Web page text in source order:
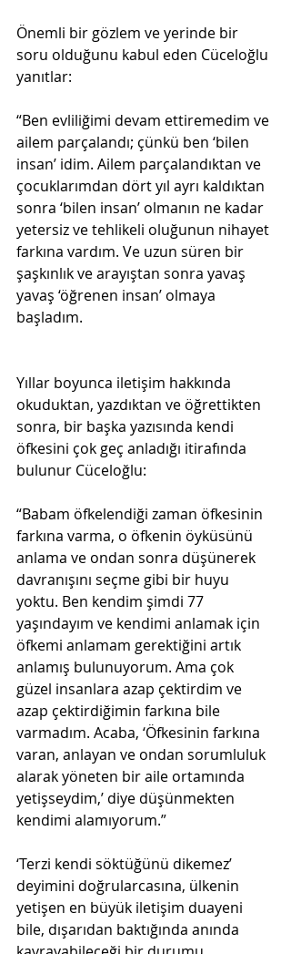
Önemli bir gözlem ve yerinde bir
soru olduğunu kabul eden Cüceloğlu
yanıtlar:
“Ben evliliğimi devam ettiremedim ve
ailem parçalandı; çünkü ben ‘bilen
insan’ idim. Ailem parçalandıktan ve
çocuklarımdan dört yıl ayrı kaldıktan
sonra ‘bilen insan’ olmanın ne kadar
yetersiz ve tehlikeli oluğunun nihayet
farkına vardım. Ve uzun süren bir
şaşkınlık ve arayıştan sonra yavaş
yavaş ‘öğrenen insan’ olmaya
başladım.
Yıllar boyunca iletişim hakkında
okuduktan, yazdıktan ve öğrettikten
sonra, bir başka yazısında kendi
öfkesini çok geç anladığı itirafında
bulunur Cüceloğlu:
“Babam öfkelendiği zaman öfkesinin
farkına varma, o öfkenin öyküsünü
anlama ve ondan sonra düşünerek
davranışını seçme gibi bir huyu
yoktu. Ben kendim şimdi 77
yaşındayım ve kendimi anlamak için
öfkemi anlamam gerektiğini artık
anlamış bulunuyorum. Ama çok
güzel insanlara azap çektirdim ve
azap çektirdiğimin farkına bile
varmadım. Acaba, ‘Öfkesinin farkına
varan, anlayan ve ondan sorumluluk
alarak yöneten bir aile ortamında
yetişseydim,’ diye düşünmekten
kendimi alamıyorum.”
‘Terzi kendi söktüğünü dikemez’
deyimini doğrularcasına, ülkenin
yetişen en büyük iletişim duayeni
bile, dışarıdan baktığında anında